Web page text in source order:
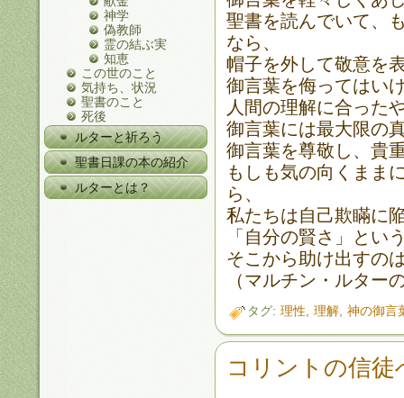
神学
偽教師
霊の結ぶ実
知恵
この世のこと
気持ち、状況
聖書のこと
死後
ルターと祈ろう
聖書日課の本の紹介
ルターとは？
聖書を読んでいて、
なら、
帽子を外して敬意を
御言葉を侮ってはい
人間の理解に合った
御言葉には最大限の
御言葉を尊敬し、貴
もしも気の向くまま
ら、
私たちは自己欺瞞に
「自分の賢さ」とい
そこから助け出すの
（マルチン・ルター
タグ: 理性, 理解, 神の御言
コリントの信